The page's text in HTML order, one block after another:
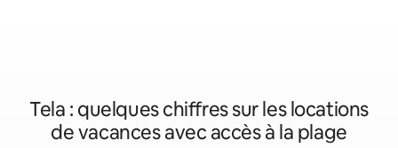
Tela : quelques chiffres sur les locations
de vacances avec accès à la plage